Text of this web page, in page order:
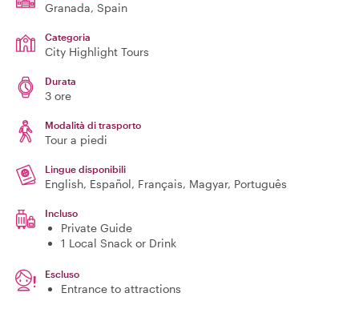
Granada, Spain
Categoria
City Highlight Tours
Durata
3 ore
Modalità di trasporto
Tour a piedi
Lingue disponibili
English, Español, Français, Magyar, Português
Incluso
Private Guide
1 Local Snack or Drink
Escluso
Entrance to attractions